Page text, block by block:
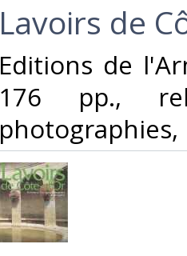
‎Lavoirs de
‎Editions de
176 pp.,